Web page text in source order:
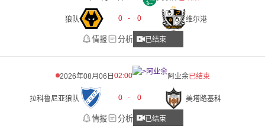
狼队 0 - 0 维尔港
情报 分析 已结束
2026年08月06日 02:00 阿业余已结束
拉科鲁尼亚狼队 0 - 0 美塔路基科
情报 分析 已结束